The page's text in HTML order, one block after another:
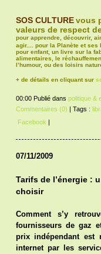
SOS CULTURE vous
valeurs de respect
pour apprendre, découvrir,
agir.... pour la Planète et ses
pour enfant, un livre sur la
alimentaires , le
l’humour, ou des loisirs
+ de détails en cliquant sur
00:00 Publié dans politique &
Commentaires (0) | Tags :
Facebook |
07/11/2009
Tarifs de l’énergie :
choisir
Comment s’y
fournisseurs de gaz
prix indépendant
internet par les